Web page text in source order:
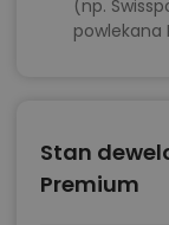
(np.
powlekana
Stan
Premium